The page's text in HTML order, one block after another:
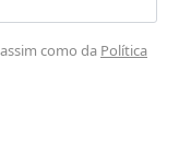
como da Política